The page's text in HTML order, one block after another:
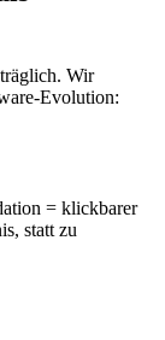
Wir
Evolution:
= klickbarer
statt zu